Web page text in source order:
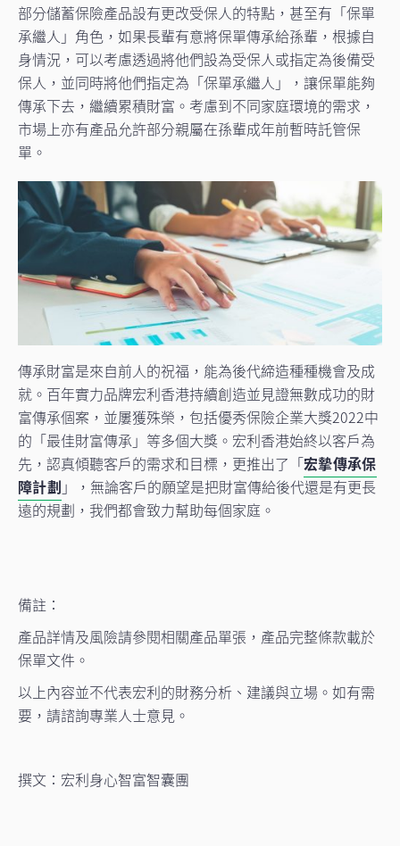
部分儲蓄保險產品設有更改受保人的特點，甚至有「保單
承繼人」角色，如果長輩有意將保單傳承給孫輩，根據自
身情況，可以考慮透過將他們設為受保人或指定為後備受
保人，並同時將他們指定為「保單承繼人」，讓保單能夠
傳承下去，繼續累積財富。考慮到不同家庭環境的需求，
市場上亦有產品允許部分親屬在孫輩成年前暫時託管保
單。
傳承財富是來自前人的祝福，能為後代締造種種機會及成
就。百年實力品牌宏利香港持續創造並見證無數成功的財
富傳承個案，並屢獲殊榮，包括優秀保險企業大獎2022中
的「最佳財富傳承」等多個大獎。宏利香港始終以客戶為
先，認真傾聽客戶的需求和目標，更推出了「宏摯傳承保
障計劃 」，無論客戶的願望是把財富傳給後代還是有更長
遠的規劃，我們都會致力幫助每個家庭。
備註：
產品詳情及風險請參閱相關產品單張，產品完整條款載於
保單文件。
以上內容並不代表宏利的財務分析、建議與立場。如有需
要，請諮詢專業人士意見。
撰文：宏利身心智富智囊團